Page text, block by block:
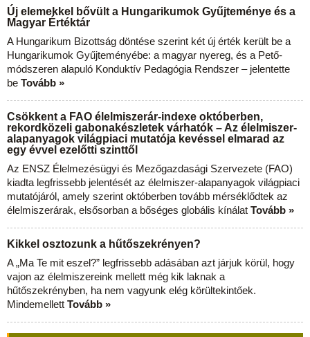
Új elemekkel bővült a Hungarikumok Gyűjteménye és a
Magyar Értéktár
A Hungarikum Bizottság döntése szerint két új érték került be a
Hungarikumok Gyűjteményébe: a magyar nyereg, és a Pető-
módszeren alapuló Konduktív Pedagógia Rendszer – jelentette
be Tovább »
Csökkent a FAO élelmiszerár-indexe októberben,
rekordközeli gabonakészletek várhatók – Az élelmiszer-
alapanyagok világpiaci mutatója kevéssel elmarad az
egy évvel ezelőtti szinttől
Az ENSZ Élelmezésügyi és Mezőgazdasági Szervezete (FAO)
kiadta legfrissebb jelentését az élelmiszer-alapanyagok világpiaci
mutatójáról, amely szerint októberben tovább mérséklődtek az
élelmiszerárak, elsősorban a bőséges globális kínálat Tovább »
Kikkel osztozunk a hűtőszekrényen?
A „Ma Te mit eszel?” legfrissebb adásában azt járjuk körül, hogy
vajon az élelmiszereink mellett még kik laknak a
hűtőszekrényben, ha nem vagyunk elég körültekintőek.
Mindemellett Tovább »